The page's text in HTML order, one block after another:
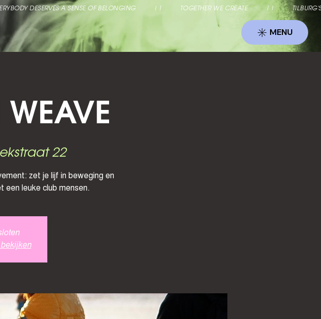
MENU
DESERVES A SENSE OF BELONGING          ||          TOGETHER WE CREATE          ||
22
zet je lijf in beweging en
een leuke club mensen.